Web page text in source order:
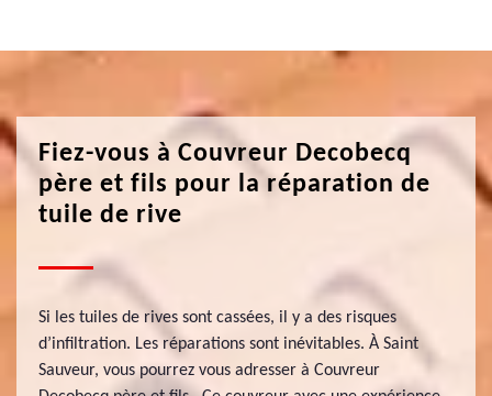
Fiez-vous à Couvreur Decobecq
père et fils pour la réparation de
tuile de rive
Si les tuiles de rives sont cassées, il y a des risques
d’infiltration. Les réparations sont inévitables. À Saint
Sauveur, vous pourrez vous adresser à Couvreur